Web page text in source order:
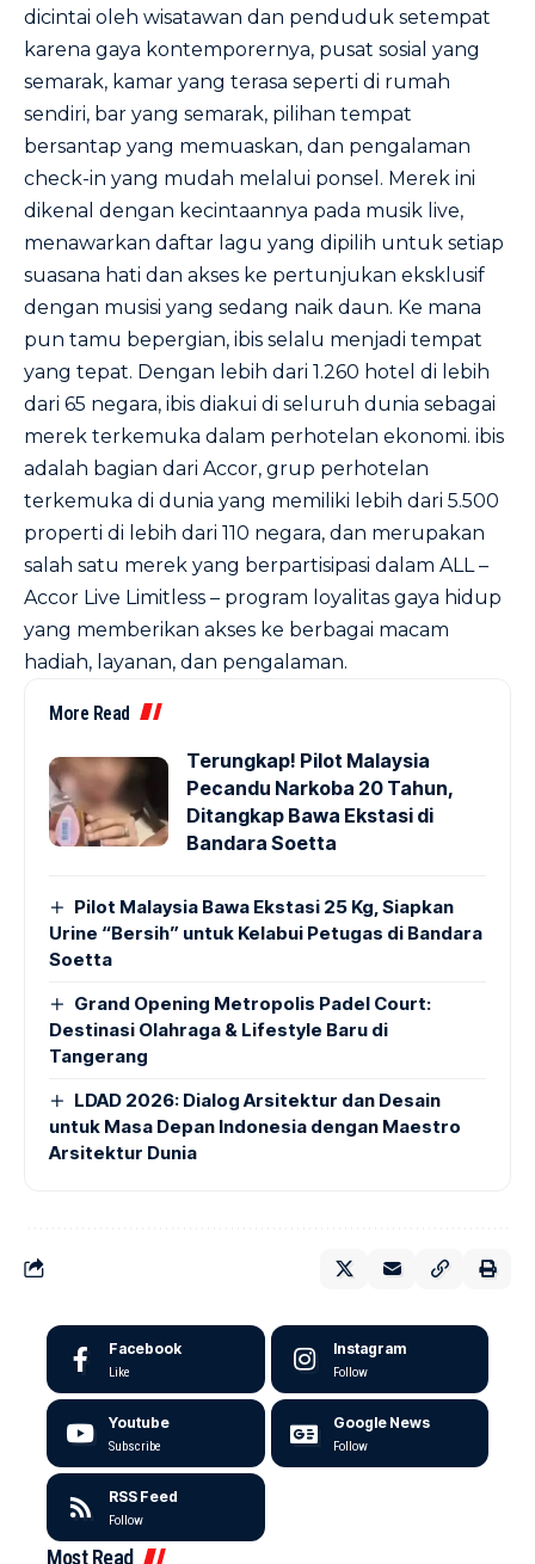
dicintai oleh wisatawan dan penduduk setempat
karena gaya kontemporernya, pusat sosial yang
semarak, kamar yang terasa seperti di rumah
sendiri, bar yang semarak, pilihan tempat
bersantap yang memuaskan, dan pengalaman
check-in yang mudah melalui ponsel. Merek ini
dikenal dengan kecintaannya pada musik live,
menawarkan daftar lagu yang dipilih untuk setiap
suasana hati dan akses ke pertunjukan eksklusif
dengan musisi yang sedang naik daun. Ke mana
pun tamu bepergian, ibis selalu menjadi tempat
yang tepat. Dengan lebih dari 1.260 hotel di lebih
dari 65 negara, ibis diakui di seluruh dunia sebagai
merek terkemuka dalam perhotelan ekonomi. ibis
adalah bagian dari Accor, grup perhotelan
terkemuka di dunia yang memiliki lebih dari 5.500
properti di lebih dari 110 negara, dan merupakan
salah satu merek yang berpartisipasi dalam ALL –
Accor Live Limitless – program loyalitas gaya hidup
yang memberikan akses ke berbagai macam
hadiah, layanan, dan pengalaman.
More Read
Terungkap! Pilot Malaysia
Pecandu Narkoba 20 Tahun,
Ditangkap Bawa Ekstasi di
Bandara Soetta
Pilot Malaysia Bawa Ekstasi 25 Kg, Siapkan
Urine “Bersih” untuk Kelabui Petugas di Bandara
Soetta
Grand Opening Metropolis Padel Court:
Destinasi Olahraga & Lifestyle Baru di
Tangerang
LDAD 2026: Dialog Arsitektur dan Desain
untuk Masa Depan Indonesia dengan Maestro
Arsitektur Dunia
Facebook
Like
Instagram
Follow
Youtube
Subscribe
Google News
Follow
RSS Feed
Follow
Most Read